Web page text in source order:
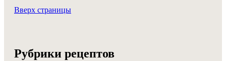
Вверх страницы
Рубрики рецептов